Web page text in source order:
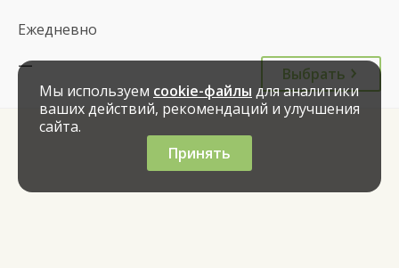
Ежедневно
—
Выбрать
Мы используем cookie-файлы для аналитики
ваших действий, рекомендаций и улучшения
сайта.
Принять